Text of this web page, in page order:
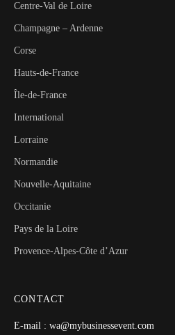
Centre-Val de Loire
Champagne – Ardenne
Corse
Hauts-de-France
Île-de-France
International
Lorraine
Normandie
Nouvelle-Aquitaine
Occitanie
Pays de la Loire
Provence-Alpes-Côte d’Azur
CONTACT
E-mail : wa@mybusinessevent.com